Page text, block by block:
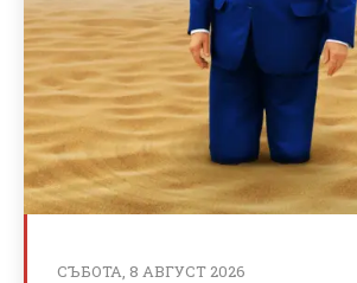
СЪБОТА, 8 АВГУСТ 2026